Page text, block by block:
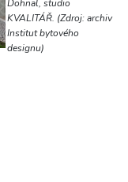
Dohnal, studio
KVALITÁŘ. (Zdroj: archiv
Institut bytového
designu)